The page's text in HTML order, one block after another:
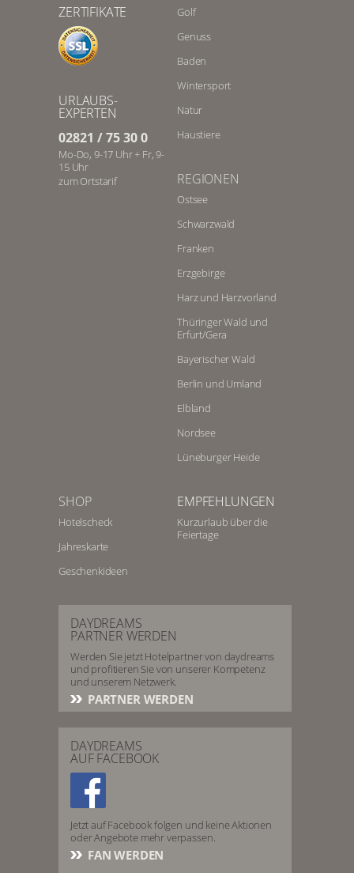
ZERTIFIKATE
URLAUBS-
EXPERTEN
02821 / 75 30 0
Mo-Do, 9-17 Uhr + Fr, 9-
15 Uhr
zum Ortstarif
Golf
Genuss
Baden
Wintersport
Natur
Haustiere
REGIONEN
Ostsee
Schwarzwald
Franken
Erzgebirge
Harz und Harzvorland
Thüringer Wald und
Erfurt/Gera
Bayerischer Wald
Berlin und Umland
Elbland
Nordsee
Lüneburger Heide
SHOP
Hotelscheck
Jahreskarte
Geschenkideen
EMPFEHLUNGEN
Kurzurlaub über die
Feiertage
DAYDREAMS
PARTNER WERDEN
Werden Sie jetzt Hotelpartner von daydreams
und profitieren Sie von unserer Kompetenz
und unserem Netzwerk.
PARTNER WERDEN
DAYDREAMS
AUF FACEBOOK
Jetzt auf Facebook folgen und keine Aktionen
oder Angebote mehr verpassen.
FAN WERDEN